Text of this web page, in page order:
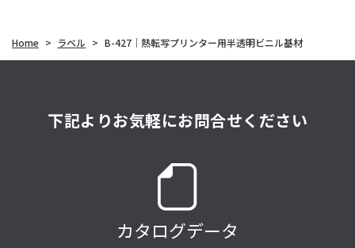
Home > ラベル > B-427｜熱転写プリンター用半透明ビニル基材
下記よりお気軽にお問合せください
カタログデータ